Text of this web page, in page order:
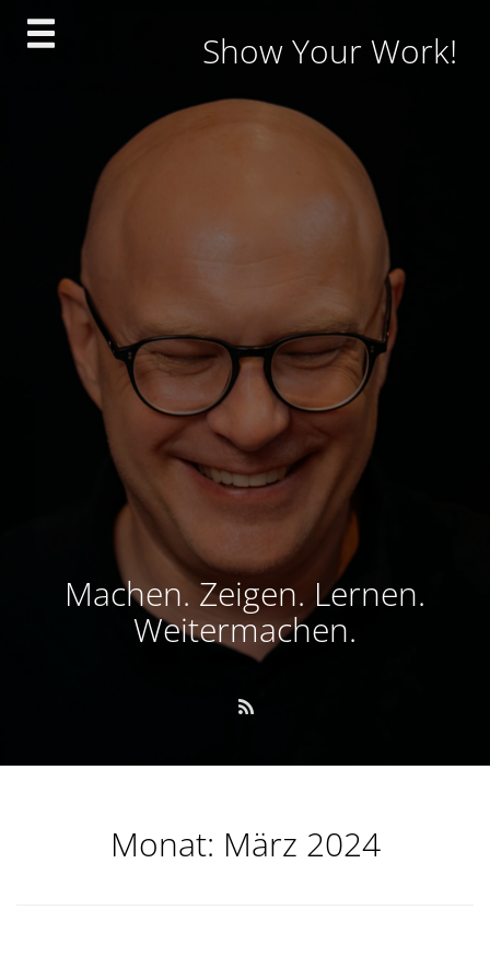
Skip
Show Your Work!
Machen. Zeigen. Lernen.
Weitermachen.
Monat: März 2024